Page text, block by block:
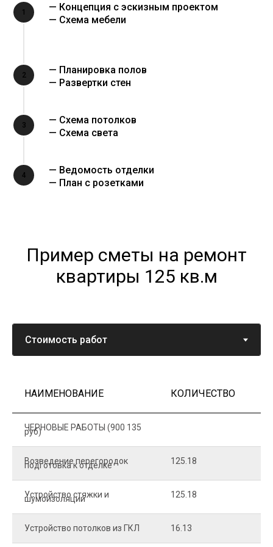
1
— Концепция с эскизным проектом
— Схема мебели
2
— Планировка полов
— Развертки стен
3
— Схема потолков
— Схема света
4
— Ведомость отделки
— План с розетками
Пример сметы на ремонт
квартиры 125 кв.м
НАИМЕНОВАНИЕ КОЛИЧЕСТВО
ЧЕРНОВЫЕ РАБОТЫ (900 135
руб)
Возведение перегородок
подготовка к отделке 125.18
Устройство стяжки и
шумоизоляции 125.18
Устройство потолков из ГКЛ 16.13